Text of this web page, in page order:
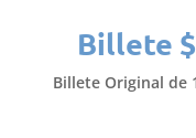
Billete
Billete Original de